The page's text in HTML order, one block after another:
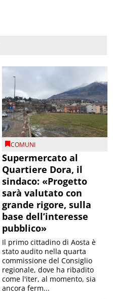
COMUNI
Supermercato al
Quartiere Dora, il
sindaco: «Progetto
sarà valutato con
grande rigore, sulla
base dell’interesse
pubblico»
Il primo cittadino di Aosta è
stato audito nella quarta
commissione del Consiglio
regionale, dove ha ribadito
come l'iter, al momento, sia
ancora ferm...